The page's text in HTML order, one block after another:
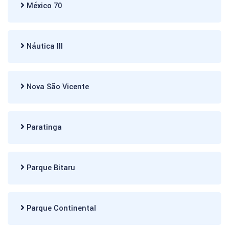
México 70
Náutica III
Nova São Vicente
Paratinga
Parque Bitaru
Parque Continental